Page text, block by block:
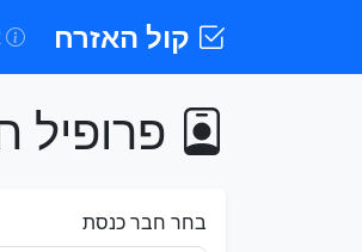
קול האזרח
פרופיל
בחר חבר כנסת